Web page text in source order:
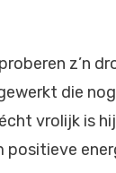
z’n
die
vrolijk is
positieve